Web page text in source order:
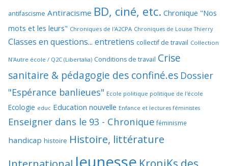
antifascisme Antiracisme BD, ciné, etc. Chronique "Nos
mots et les leurs" Chroniques de l'A2CPA Chroniques de Louise Thierry
Classes en questions... entretiens collectif de travail Collection
N'Autre école / Q2C (Libertalia) Conditions de travail Crise
sanitaire & pédagogie des confiné.es Dossier
"Espérance banlieues" Ecole politique politique de l'école
Ecologie educ Education nouvelle Enfance et lectures féministes
Enseigner dans le 93 - Chronique féminisme
handicap histoire Histoire, littérature